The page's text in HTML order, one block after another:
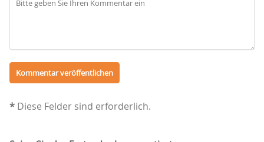
* Diese Felder sind erforderlich.